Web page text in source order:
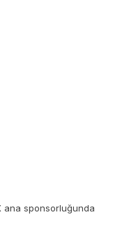
ana sponsorluğunda